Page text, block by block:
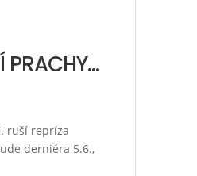
PRACHY…
ruší repríza
derniéra 5.6.,